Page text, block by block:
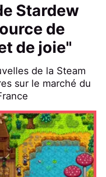
Stardew
de
de joie"
de la Steam
sur le marché du